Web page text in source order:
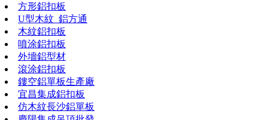
方形鋁扣板
U型木紋_鋁方通
木紋鋁扣板
噴涂鋁扣板
外墻鋁型材
滾涂鋁扣板
鏤空鋁單板生產廠
宜昌集成鋁扣板
仿木紋長沙鋁單板